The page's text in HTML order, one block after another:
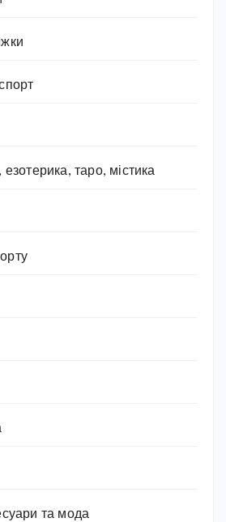
езотерика, таро, містика
та мода